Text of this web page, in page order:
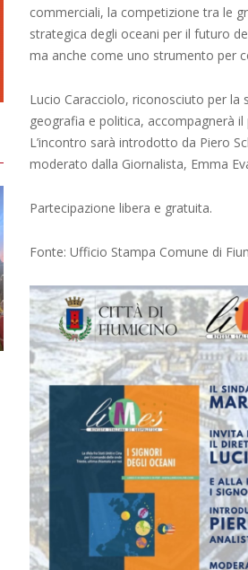
commerciali, la competizione tra le
strategica degli oceani per il futuro
ma anche come uno strumento per
Lucio Caracciolo, riconosciuto per la
geografia e politica, accompagnerà
L’incontro sarà introdotto da Piero
moderato dalla Giornalista, Emma
Partecipazione libera e gratuita.
Fonte: Ufficio Stampa Comune di